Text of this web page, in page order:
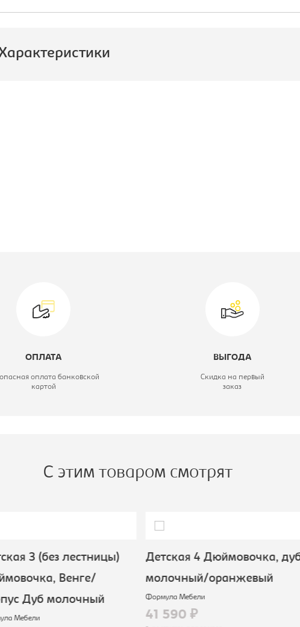
Глубина, мм:
ОПЛАТА
оплата банковской
картой
ВЫГОДА
Скидка на первый
заказ
С этим товаром смотрят
3 (без лестницы)
Венге/
Дуб молочный
Мебели
Детская 4 Дюймовочка, дуб
молочный/оранжевый
Формула Мебели
41 590 ₽